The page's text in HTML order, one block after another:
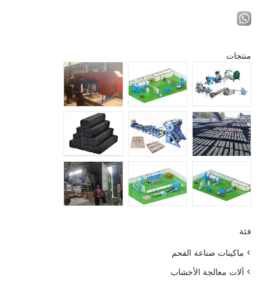
منتجات
فئة
> ماكينات صناعة الفحم
> آلات معالجة الأخشاب